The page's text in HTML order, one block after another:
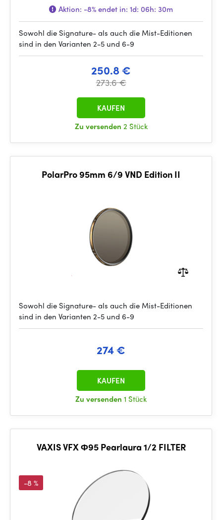
Aktion: -8%endet in: 1d: 06h: 30m
Sowohl die Signature- als auch die Mist-Editionen
sind in den Varianten 2-5 und 6-9
250.8 €
273.6 €
Zu versenden 2 Stück
KAUFEN
PolarPro 95mm 6/9 VND Edition II
Sowohl die Signature- als auch die Mist-Editionen
sind in den Varianten 2-5 und 6-9
274 €
Zu versenden 1 Stück
KAUFEN
VAXIS VFX Φ95 Pearlaura 1/2 FILTER
-8 %